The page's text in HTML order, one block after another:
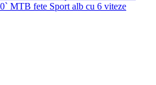
MTB fete Sport alb cu 6 viteze